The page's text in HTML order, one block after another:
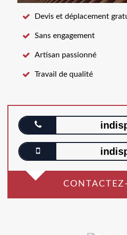
Devis et déplacement
Sans engagement
Artisan passionné
Travail de qualité